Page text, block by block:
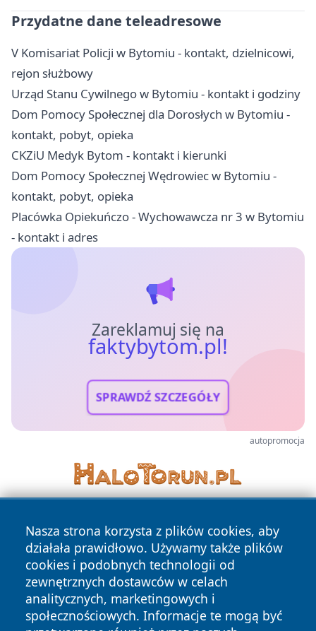
Przydatne dane teleadresowe
V Komisariat Policji w Bytomiu - kontakt, dzielnicowi,
rejon służbowy
Urząd Stanu Cywilnego w Bytomiu - kontakt i godziny
Dom Pomocy Społecznej dla Dorosłych w Bytomiu -
kontakt, pobyt, opieka
CKZiU Medyk Bytom - kontakt i kierunki
Dom Pomocy Społecznej Wędrowiec w Bytomiu -
kontakt, pobyt, opieka
Placówka Opiekuńczo - Wychowawcza nr 3 w Bytomiu
- kontakt i adres
Zareklamuj się na
faktybytom.pl!
SPRAWDŹ SZCZEGÓŁY
autopromocja
Nasza strona korzysta z plików cookies, aby
działała prawidłowo. Używamy także plików
cookies i podobnych technologii od
zewnętrznych dostawców w celach
analitycznych, marketingowych i
społecznościowych. Informacje te mogą być
Copyright © 2026 faktybytom.pl Wszystkie prawa zastrzeżone.